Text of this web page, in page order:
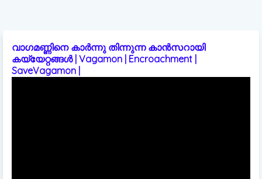
വാഗമണ്ണിനെ കാർന്നു തിന്നുന്ന കാൻസറായി
കയ്യേറ്റങ്ങൾ | Vagamon | Encroachment |
SaveVagamon |